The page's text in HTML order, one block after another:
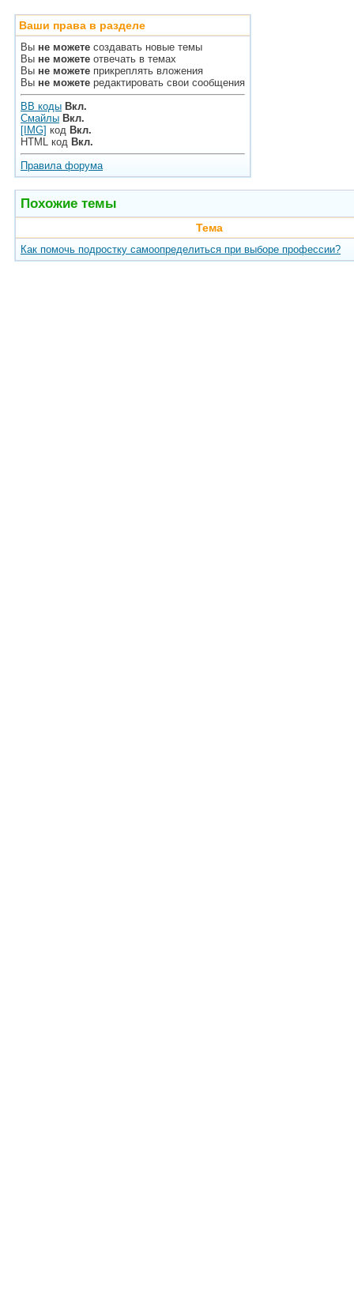
Ваши права в разделе
Вы не можете создавать новые темы
Вы не можете отвечать в темах
Вы не можете прикреплять вложения
Вы не можете редактировать свои сообщения
BB коды Вкл.
Смайлы Вкл.
[IMG] код Вкл.
HTML код Вкл.
Правила форума
Похожие темы
Тема
Как помочь подростку самоопределиться при выборе профессии?